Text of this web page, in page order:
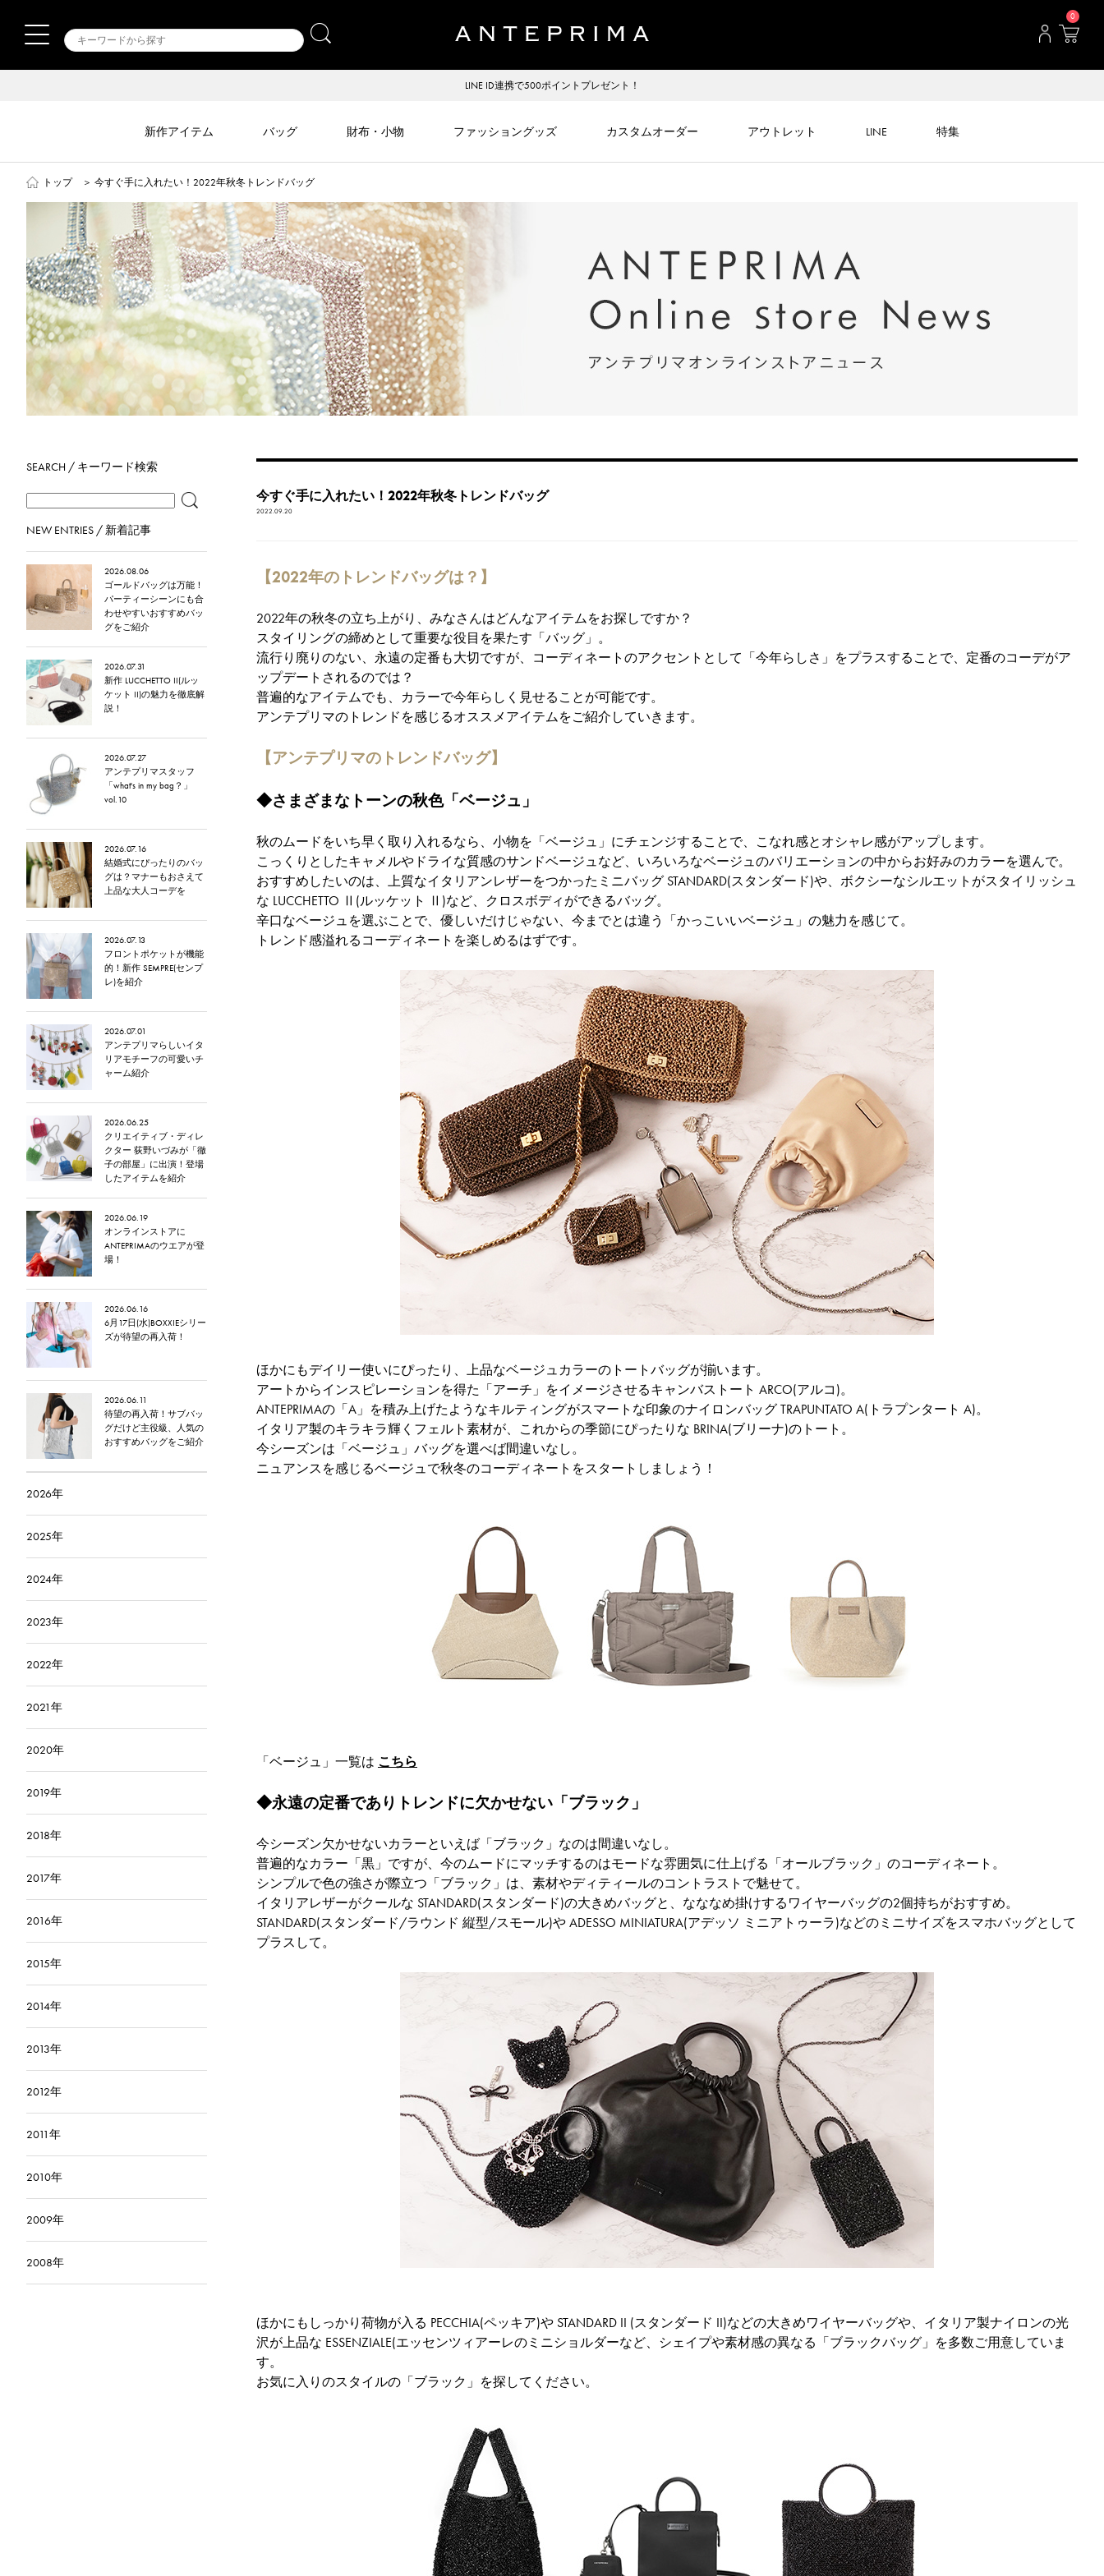
0
LINE ID連携で500ポイントプレゼント！
新作アイテム バッグ 財布・小物 ファッショングッズ カスタムオーダー アウトレット LINE 特集
トップ ＞ 今すぐ手に入れたい！2022年秋冬トレンドバッグ
SEARCH / キーワード検索
NEW ENTRIES / 新着記事
2026.08.06
ゴールドバッグは万能！
パーティーシーンにも合
わせやすいおすすめバッ
グをご紹介
2026.07.31
新作 LUCCHETTO II(ルッ
ケット II)の魅力を徹底解
説！
2026.07.27
アンテプリマスタッフ
「what's in my bag？」
vol.10
2026.07.16
結婚式にぴったりのバッ
グは？マナーもおさえて
上品な大人コーデを
2026.07.13
フロントポケットが機能
的！新作 SEMPRE(センプ
レ)を紹介
2026.07.01
アンテプリマらしいイタ
リアモチーフの可愛いチ
ャーム紹介
2026.06.25
クリエイティブ・ディレ
クター 荻野いづみが「徹
子の部屋」に出演！登場
したアイテムを紹介
2026.06.19
オンラインストアに
ANTEPRIMAのウエアが登
場！
2026.06.16
6月17日(水)BOXXIEシリー
ズが待望の再入荷！
2026.06.11
待望の再入荷！サブバッ
グだけど主役級、人気の
おすすめバッグをご紹介
2026年
2025年
2024年
2023年
2022年
2021年
2020年
2019年
2018年
2017年
2016年
2015年
2014年
2013年
2012年
2011年
2010年
2009年
2008年
今すぐ手に入れたい！2022年秋冬トレンドバッグ
2022.09.20
【2022年のトレンドバッグは？】
2022年の秋冬の立ち上がり、みなさんはどんなアイテムをお探しですか？
スタイリングの締めとして重要な役目を果たす「バッグ」。
流行り廃りのない、永遠の定番も大切ですが、コーディネートのアクセントとして「今年らしさ」をプラスすることで、定番のコーデがア
ップデートされるのでは？
普遍的なアイテムでも、カラーで今年らしく見せることが可能です。
アンテプリマのトレンドを感じるオススメアイテムをご紹介していきます。
【アンテプリマのトレンドバッグ】
◆さまざまなトーンの秋色「ベージュ」
秋のムードをいち早く取り入れるなら、小物を「ベージュ」にチェンジすることで、こなれ感とオシャレ感がアップします。
こっくりとしたキャメルやドライな質感のサンドベージュなど、いろいろなベージュのバリエーションの中からお好みのカラーを選んで。
おすすめしたいのは、上質なイタリアンレザーをつかったミニバッグ STANDARD(スタンダード)や、ボクシーなシルエットがスタイリッシュ
な LUCCHETTO Ⅱ(ルッケット Ⅱ)など、クロスボディができるバッグ。
辛口なベージュを選ぶことで、優しいだけじゃない、今までとは違う「かっこいいベージュ」の魅力を感じて。
トレンド感溢れるコーディネートを楽しめるはずです。
ほかにもデイリー使いにぴったり、上品なベージュカラーのトートバッグが揃います。
アートからインスピレーションを得た「アーチ」をイメージさせるキャンバストート ARCO(アルコ)。
ANTEPRIMAの「A」を積み上げたようなキルティングがスマートな印象のナイロンバッグ TRAPUNTATO A(トラプンタート A)。
イタリア製のキラキラ輝くフェルト素材が、これからの季節にぴったりな BRINA(ブリーナ)のトート。
今シーズンは「ベージュ」バッグを選べば間違いなし。
ニュアンスを感じるベージュで秋冬のコーディネートをスタートしましょう！
「ベージュ」一覧は こちら
◆永遠の定番でありトレンドに欠かせない「ブラック」
今シーズン欠かせないカラーといえば「ブラック」なのは間違いなし。
普遍的なカラー「黒」ですが、今のムードにマッチするのはモードな雰囲気に仕上げる「オールブラック」のコーディネート。
シンプルで色の強さが際立つ「ブラック」は、素材やディティールのコントラストで魅せて。
イタリアレザーがクールな STANDARD(スタンダード)の大きめバッグと、なななめ掛けするワイヤーバッグの2個持ちがおすすめ。
STANDARD(スタンダード/ラウンド 縦型/スモール)や ADESSO MINIATURA(アデッソ ミニアトゥーラ)などのミニサイズをスマホバッグとして
プラスして。
ほかにもしっかり荷物が入る PECCHIA(ペッキア)や STANDARD II (スタンダード II)などの大きめワイヤーバッグや、イタリア製ナイロンの光
沢が上品な ESSENZIALE(エッセンツィアーレのミニショルダーなど、シェイプや素材感の異なる「ブラックバッグ」を多数ご用意していま
す。
お気に入りのスタイルの「ブラック」を探してください。